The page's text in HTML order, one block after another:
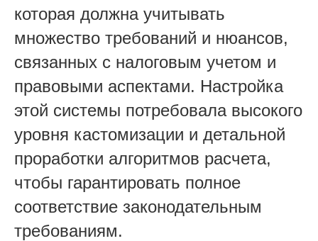
которая должна учитывать
множество требований и нюансов,
связанных с налоговым учетом и
правовыми аспектами. Настройка
этой системы потребовала высокого
уровня кастомизации и детальной
проработки алгоритмов расчета,
чтобы гарантировать полное
соответствие законодательным
требованиям.